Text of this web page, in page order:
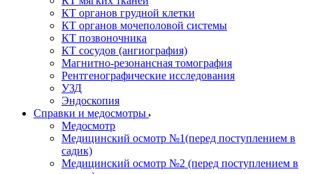
КТ органов грудной клетки
КТ органов мочеполовой системы
КТ позвоночника
КТ сосудов (ангиография)
Магнитно-резонансная томография
Рентгенографические исследования
УЗД
Эндоскопия
Справки и медосмотры
Медосмотр
Медицинский осмотр №1(перед поступлением в
садик)
Медицинский осмотр №2 (перед поступлением в